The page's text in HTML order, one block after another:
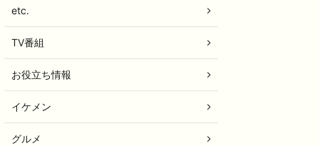
etc.
TV番組
お役立ち情報
イケメン
グルメ